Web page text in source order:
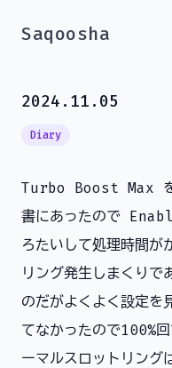
Saqoosha
2024.11.05
Diary
Turbo Boost Max
書にあったので
ろたいして処理時間が
リング発生しまくりで
のだがよくよく設定を
てなかったので100%
ーマルスロットリング